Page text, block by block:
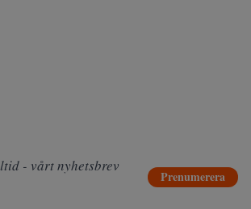
- vårt nyhetsbrev
Prenumerera